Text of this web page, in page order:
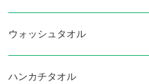
ウォッシュタオル
ハンカチタオル